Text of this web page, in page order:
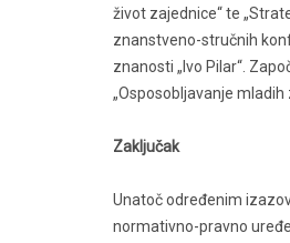
život zajednice“ te
znanstveno-stručnih
znanosti „Ivo Pilar“.
„Osposobljavanje mladih
Zaključak
Unatoč određenim
normativno-pravno